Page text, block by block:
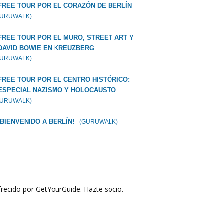
TOUR POR EL CORAZÓN DE BERLÍN
TOUR POR EL MURO, STREET ART Y
BOWIE EN KREUZBERG
TOUR POR EL CENTRO HISTÓRICO:
NAZISMO Y HOLOCAUSTO
A BERLÍN! (GURUWALK)
por GetYourGuide. Hazte socio.